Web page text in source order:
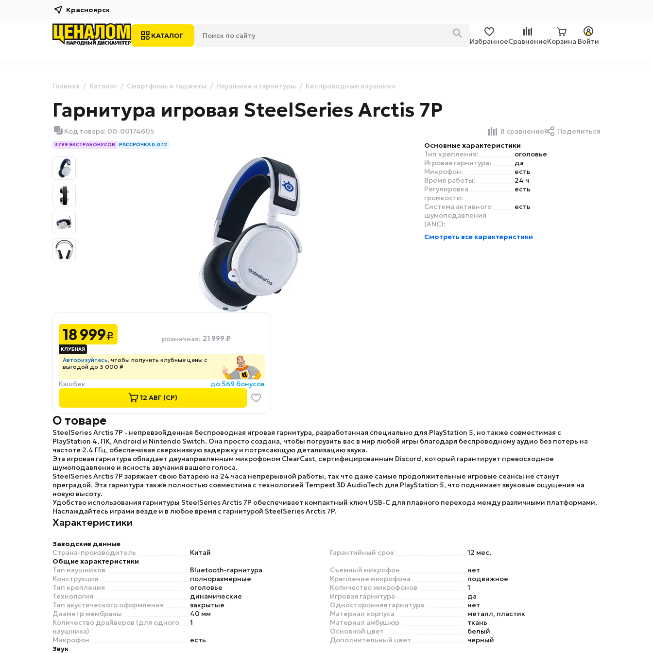
Красноярск
КАТАЛОГ
ИзбранноеСравнениеКорзина Войти
Главная Каталог Смартфоны и гаджеты Наушники и гарнитуры Беспроводные наушники
Гарнитура игровая SteelSeries Arctis 7P
Код товара: 00-00174605 В сравнение Поделиться
3799 ЭКСТРАБОНУСОВ РАССРОЧКА 0-0-12
Основные характеристики
Тип крепления:
оголовье
Игровая гарнитура:
да
Микрофон:
есть
Время работы:
24 ч
Регулировка
громкости:
есть
Система активного
шумоподавления
(ANC):
есть
Смотреть все характеристики
18 999₽ розничная: 21 999 ₽
Авторизуйтесь, чтобы получить клубные цены с
выгодой до 3 000 ₽
Кэшбек
до 569 бонусов
12 АВГ (СР)
О товаре
SteelSeries Arctis 7P - непревзойденная беспроводная игровая гарнитура, разработанная специально для PlayStation 5, но также совместимая с
PlayStation 4, ПК, Android и Nintendo Switch. Она просто создана, чтобы погрузить вас в мир любой игры благодаря беспроводному аудио без потерь на
частоте 2.4 ГГц, обеспечивая сверхнизкую задержку и потрясающую детализацию звука.
Эта игровая гарнитура обладает двунаправленным микрофоном ClearCast, сертифицированным Discord, который гарантирует превосходное
шумоподавление и ясность звучания вашего голоса.
SteelSeries Arctis 7P заряжает свою батарею на 24 часа непрерывной работы, так что даже самые продолжительные игровые сеансы не станут
преградой. Эта гарнитура также полностью совместима с технологией Tempest 3D AudioTech для PlayStation 5, что поднимает звуковые ощущения на
новую высоту.
Удобство использования гарнитуры SteelSeries Arctis 7P обеспечивает компактный ключ USB-C для плавного перехода между различными платформами.
Наслаждайтесь играми везде и в любое время с гарнитурой SteelSeries Arctis 7P.
Характеристики
Заводские данные
Страна-производитель
Китай Гарантийный срок
12 мес.
Общие характеристики
Тип наушников
Bluetooth-гарнитура
Конструкция
полноразмерные
Тип крепления
оголовье
Технология
динамические
Тип акустического оформления
закрытые
Диаметр мембраны
40 мм
Количество драйверов (для одного
наушника)
1
Микрофон
есть
Съемный микрофон
нет
Крепление микрофона
подвижное
Количество микрофонов
1
Игровая гарнитура
да
Односторонняя гарнитура
нет
Материал корпуса
металл, пластик
Материал амбушюр
ткань
Основной цвет
белый
Дополнительный цвет
черный
Звук